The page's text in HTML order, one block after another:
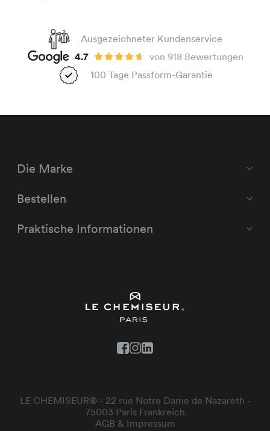
Ausgezeichneter Kundenservice
4.7
von 918 Bewertungen
100 Tage Passform-Garantie
Die Marke
Bestellen
Praktische Informationen
LE CHEMISEUR® - 22 rue Notre Dame de Nazareth -
75003 Paris Frankreich
AGB & Impressum